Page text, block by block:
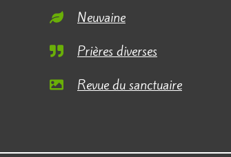
Neuvaine
Prières diverses
Revue du sanctuaire